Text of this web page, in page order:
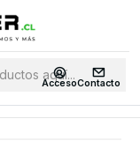
AccesoContacto
a Todo Chile · Retiro en